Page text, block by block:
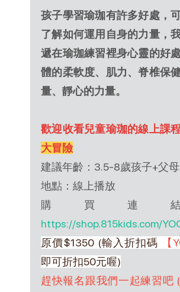
孩子學習瑜珈有許多好處，
了解如何運用自身的力量，
遞在瑜珈練習裡身心靈的好
體的柔軟度、肌力、脊椎保
量、靜心的力量。
歡迎收看兒童瑜珈的線上課
大冒險
建議年齡：3.5-8歲孩子+父母
地點：線上播放
購買連
https://shop.815kids.com/
原價$1350 (輸入折扣碼
【
即可折扣50元喔)
趕快報名跟我們一起練習吧